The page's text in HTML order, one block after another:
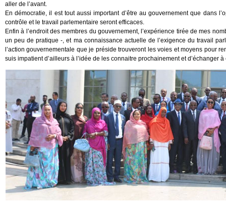
aller de l’avant.
En démocratie, il est tout aussi important d’être au gouvernement que dans
contrôle et le travail parlementaire seront efficaces.
Enfin à l’endroit des membres du gouvernement, l’expérience tirée de mes
un peu de pratique -, et ma connaissance actuelle de l’exigence du travail
l’action gouvernementale que je préside trouveront les voies et moyens pour
suis impatient d’ailleurs à l’idée de les connaitre prochainement et d’échanger